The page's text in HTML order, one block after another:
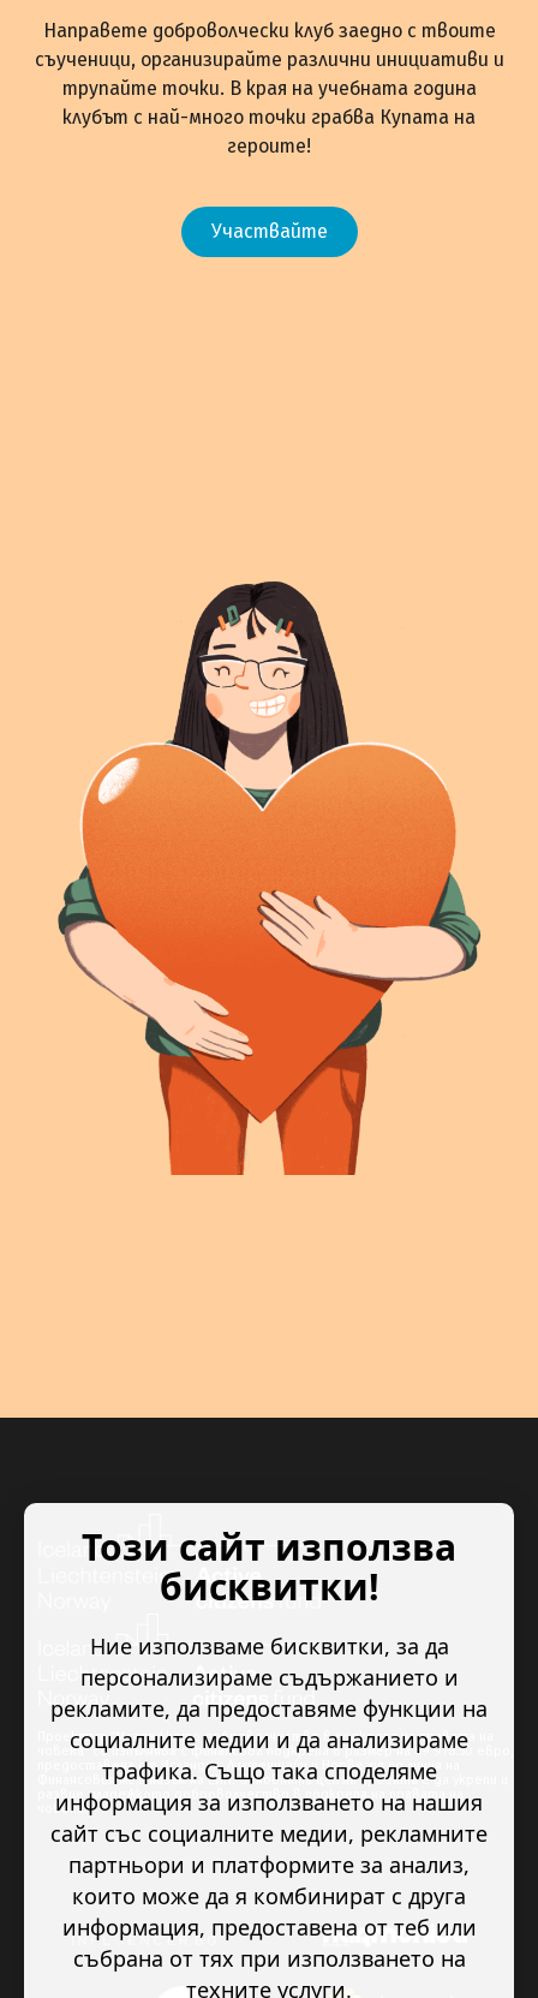
Направете доброволчески клуб заедно с твоите
съученици, организирайте различни инициативи и
трупайте точки. В края на учебната година
клубът с най-много точки грабва Купата на
героите!
Участвайте
Проектът “Младежкото доброволчество в подкрепа на правата на
човека” се изпълнява с финансова подкрепа в размер на 89 978.50 евро,
предоставена от Исландия, Лихтенщайн и Норвегия по линия на
Финансовия механизъм на ЕИП. Основната цел на проекта е да укрепи и
развие младежкото доброволчество в подкрепа на правата на
човека.
Този сайт използва
бисквитки!
Ние използваме бисквитки, за да
персонализираме съдържанието и
рекламите, да предоставяме функции на
социалните медии и да анализираме
трафика. Също така споделяме
информация за използването на нашия
сайт със социалните медии, рекламните
партньори и платформите за анализ,
които може да я комбинират с друга
информация, предоставена от теб или
събрана от тях при използването на
техните услуги.